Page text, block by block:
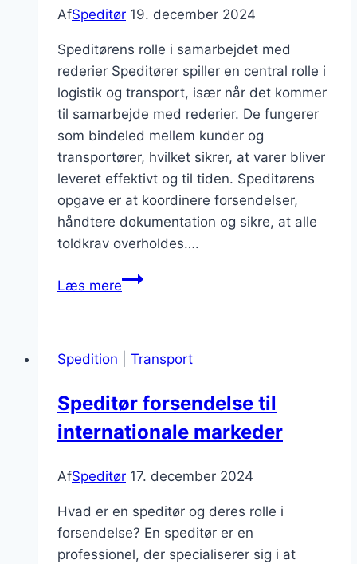
AfSpeditør 19. december 2024
Speditørens rolle i samarbejdet med
rederier Speditører spiller en central rolle i
logistik og transport, især når det kommer
til samarbejde med rederier. De fungerer
som bindeled mellem kunder og
transportører, hvilket sikrer, at varer bliver
leveret effektivt og til tiden. Speditørens
opgave er at koordinere forsendelser,
håndtere dokumentation og sikre, at alle
toldkrav overholdes….
Læs mereSpeditør
for
Spedition Transport
Speditør forsendelse til
internationale markeder
AfSpeditør 17. december 2024
Hvad er en speditør og deres rolle i
forsendelse? En speditør er en
professionel, der specialiserer sig i at